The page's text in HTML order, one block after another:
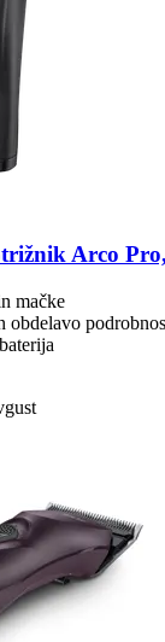
Arco
mačke
obdelavo